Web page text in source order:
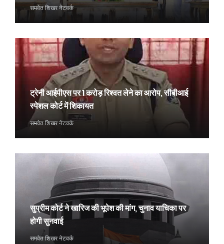
समवेत शिखर नेटवर्क
ट्रेनी आईपीएस पर 1 करोड़ रिश्वत लेने का आरोप, सीबीआई
स्पेशल कोर्ट में शिकायत
समवेत शिखर नेटवर्क
सुप्रीम कोर्ट ने खारिज की भूपेश की मांग, चुनाव याचिका पर
होगी सुनवाई
समवेत शिखर नेटवर्क